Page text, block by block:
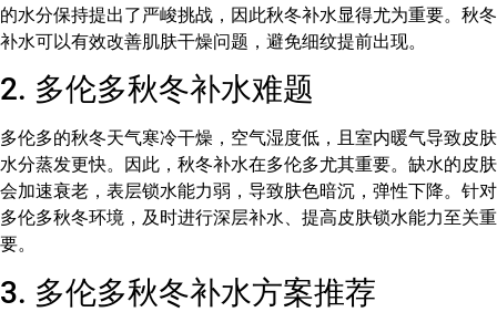
的水分保持提出了严峻挑战，因此秋冬补水显得尤为重要。秋冬
补水可以有效改善肌肤干燥问题，避免细纹提前出现。
2. 多伦多秋冬补水难题
多伦多的秋冬天气寒冷干燥，空气湿度低，且室内暖气导致皮肤
水分蒸发更快。因此，秋冬补水在多伦多尤其重要。缺水的皮肤
会加速衰老，表层锁水能力弱，导致肤色暗沉，弹性下降。针对
多伦多秋冬环境，及时进行深层补水、提高皮肤锁水能力至关重
要。
3. 多伦多秋冬补水方案推荐